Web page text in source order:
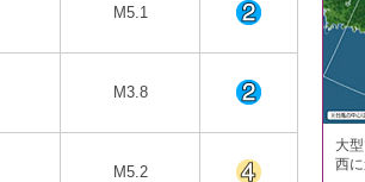
M5.1
M3.8
M5.2
大
西